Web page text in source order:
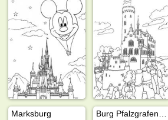
Marksburg